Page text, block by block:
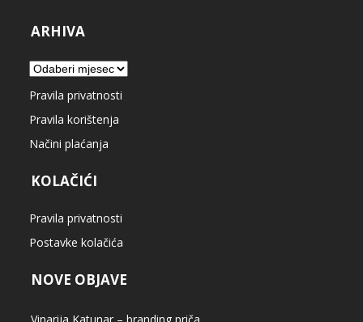
ARHIVA
Arhiva
Pravila privatnosti
Pravila korištenja
Načini plaćanja
KOLAČIĆI
Pravila privatnosti
Postavke kolačića
NOVE OBJAVE
Vinarija Katunar – branding priča